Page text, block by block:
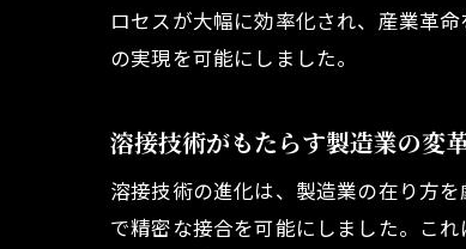
ロセスが大幅に効率化され、産業革
の実現を可能にしました。
溶接技術がもたらす製造業の変
溶接技術の進化は、製造業の在り方
で精密な接合を可能にしました。こ